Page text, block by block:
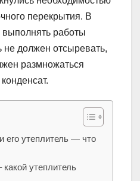
перекрытия. В
работы
не должен отсыревать,
размножаться
его утеплитель — что
утеплитель